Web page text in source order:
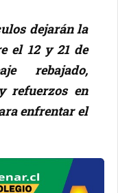
dejarán la
el 12 y 21 de
rebajado,
refuerzos en
enfrentar el